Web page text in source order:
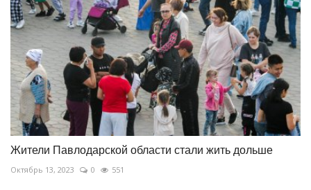
Жители Павлодарской области стали жить дольше
Октябрь 13, 2023 0 551